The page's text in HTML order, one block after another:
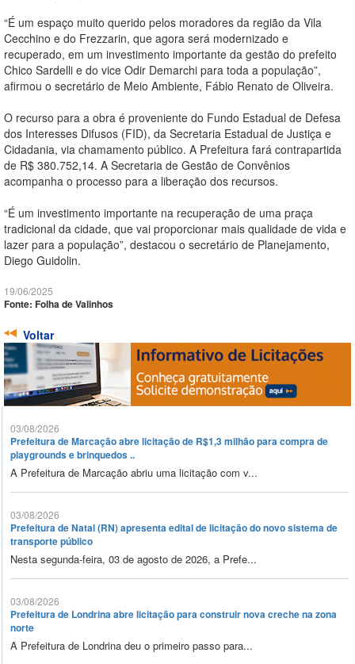
“É um espaço muito querido pelos moradores da região da Vila
Cecchino e do Frezzarin, que agora será modernizado e
recuperado, em um investimento importante da gestão do prefeito
Chico Sardelli e do vice Odir Demarchi para toda a população”,
afirmou o secretário de Meio Ambiente, Fábio Renato de Oliveira.
O recurso para a obra é proveniente do Fundo Estadual de Defesa
dos Interesses Difusos (FID), da Secretaria Estadual de Justiça e
Cidadania, via chamamento público. A Prefeitura fará contrapartida
de R$ 380.752,14. A Secretaria de Gestão de Convênios
acompanha o processo para a liberação dos recursos.
“É um investimento importante na recuperação de uma praça
tradicional da cidade, que vai proporcionar mais qualidade de vida e
lazer para a população”, destacou o secretário de Planejamento,
Diego Guidolin.
19/06/2025
Fonte: Folha de Valinhos
Voltar
03/08/2026
Prefeitura de Marcação abre licitação de R$1,3 milhão para compra de
playgrounds e brinquedos ..
A Prefeitura de Marcação abriu uma licitação com v...
03/08/2026
Prefeitura de Natal (RN) apresenta edital de licitação do novo sistema de
transporte público
Nesta segunda-feira, 03 de agosto de 2026, a Prefe...
03/08/2026
Prefeitura de Londrina abre licitação para construir nova creche na zona
norte
A Prefeitura de Londrina deu o primeiro passo para...